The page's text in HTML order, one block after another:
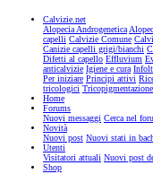
Calvizie.net
Alopecia Androgenetica
capelli Calvizie Comune
Canizie capelli grigi/bianchi
Difetti al capello Effluvium
anticalvizie Igiene e cura
Per iniziare Principi attivi
tricologici Tricopigmentazione
Home
Forums
Nuovi messaggi Cerca nel
Novità
Nuovi post Nuovi stati in
Utenti
Visitatori attuali Nuovi post
Shop